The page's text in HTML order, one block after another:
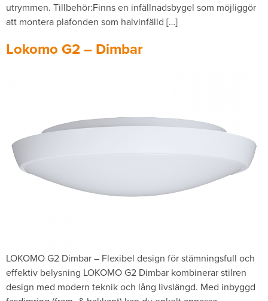
utrymmen. Tillbehör:Finns en infällnadsbygel som möjliggör
att montera plafonden som halvinfälld […]
Lokomo G2 – Dimbar
LOKOMO G2 Dimbar – Flexibel design för stämningsfull och
effektiv belysning LOKOMO G2 Dimbar kombinerar stilren
design med modern teknik och lång livslängd. Med inbyggd